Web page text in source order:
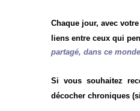
Chaque jour, avec
liens entre ceux qui
partagé, dans ce
Si vous souhaitez
décocher chroniques